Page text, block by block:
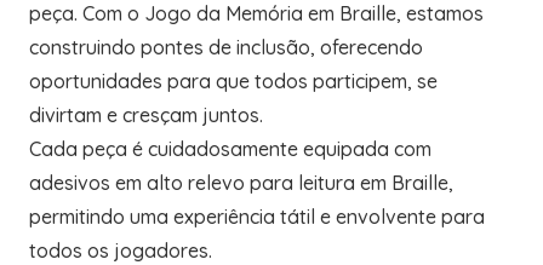
peça. Com o Jogo da Memória em Braille, estamos
construindo pontes de inclusão, oferecendo
oportunidades para que todos participem, se
divirtam e cresçam juntos.
Cada peça é cuidadosamente equipada com
adesivos em alto relevo para leitura em Braille,
permitindo uma experiência tátil e envolvente para
todos os jogadores.